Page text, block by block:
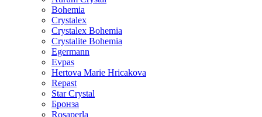
Bohemia
Crystalex
Crystalex Bohemia
Crystalite Bohemia
Egermann
Evpas
Hertova Marie Hricakova
Repast
Star Crystal
Бронза
Rosaperla